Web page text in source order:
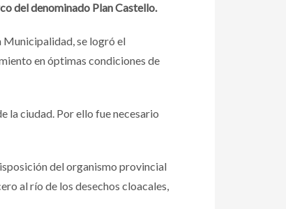
del denominado Plan Castello.
Municipalidad, se logró el
en óptimas condiciones de
la ciudad. Por ello fue necesario
del organismo provincial
al río de los desechos cloacales,